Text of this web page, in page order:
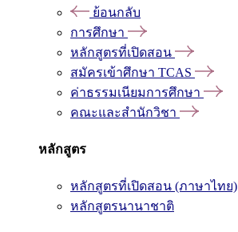
ย้อนกลับ
การศึกษา
หลักสูตรที่เปิดสอน
สมัครเข้าศึกษา TCAS
ค่าธรรมเนียมการศึกษา
คณะและสำนักวิชา
หลักสูตร
หลักสูตรที่เปิดสอน (ภาษาไทย)
หลักสูตรนานาชาติ